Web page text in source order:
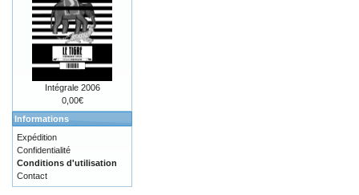
Intégrale 2006
0,00€
Informations
Expédition
Confidentialité
Conditions d'utilisation
Contact